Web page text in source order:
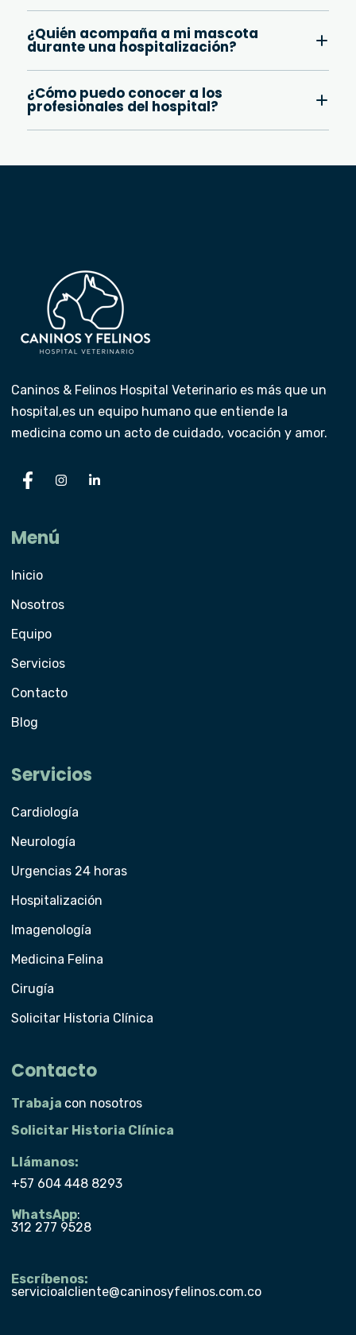
puede apoyarse en las diferentes especialidades del
¿Quién acompaña a mi mascota
durante una hospitalización?
auxiliares que hacen seguimiento continuo al
paciente.
¿Cómo puedo conocer a los
profesionales del hospital?
Caninos & Felinos Hospital Veterinario es más que un
hospital,es un equipo humano que entiende la
medicina como un acto de cuidado, vocación y amor.
Menú
Inicio
Nosotros
Equipo
Servicios
Contacto
Blog
Servicios
Cardiología
Neurología
Urgencias 24 horas
Hospitalización
Imagenología
Medicina Felina
Cirugía
Solicitar Historia Clínica
Contacto
Trabaja con nosotros
Solicitar Historia Clínica
Llámanos:
+57 604 448 8293
WhatsApp:
312 277 9528
Escríbenos:
servicioalcliente@caninosyfelinos.com.co